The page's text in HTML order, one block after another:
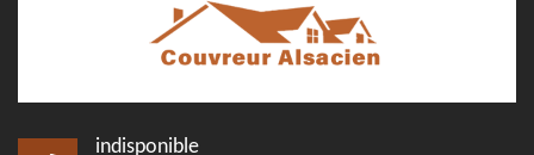
indisponible